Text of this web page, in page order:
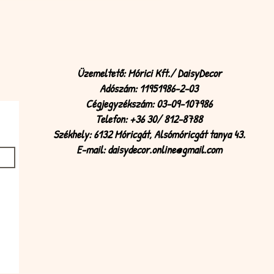
Üzemeltető: Mórici Kft./ DaisyDecor
Adószám: 11951986-2-03
Cégjegyzékszám: 03-09-107986
Telefon: +36 30/ 812-8788
Székhely: 6132 Móricgát, Alsómóricgát tanya 43.
E-mail:daisydecor.online@gmail.com